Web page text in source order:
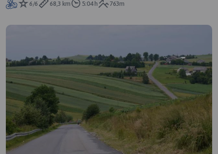
6/6
68,3 km 5:04 h 763m